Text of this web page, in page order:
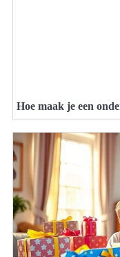
Hoe maak je een